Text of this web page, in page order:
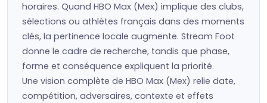
horaires. Quand HBO Max (Mex) implique des clubs,
sélections ou athlètes français dans des moments
clés, la pertinence locale augmente. Stream Foot
donne le cadre de recherche, tandis que phase,
forme et conséquence expliquent la priorité.
Une vision complète de HBO Max (Mex) relie date,
compétition, adversaires, contexte et effets